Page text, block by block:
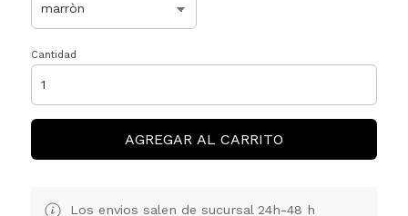
Cantidad
AGREGAR AL CARRITO
Los envios salen de sucursal 24h-48 h